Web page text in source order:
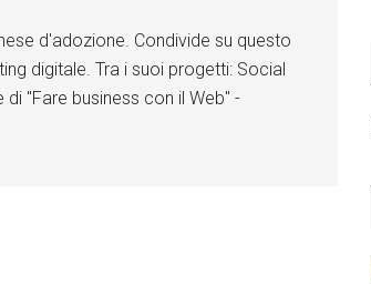
d'adozione. Condivide su questo
digitale. Tra i suoi progetti: Social
"Fare business con il Web" -